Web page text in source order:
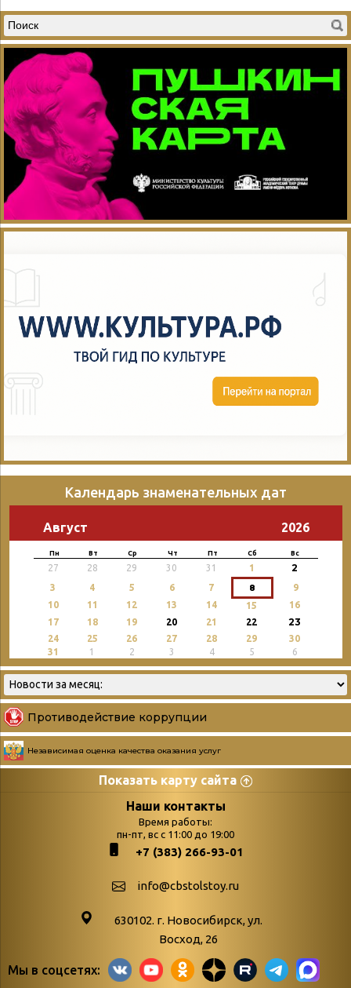
Календарь знаменательных дат
Август 2026
Пн Вт Ср Чт Пт Сб Вс
27 28 29 30 31 1 2
3 4 5 6 7 8
9
10
11 12 13 14 15
16
17
18 19 20 21 22 23
24 25 26 27 28 29
30
31
1 2 3 4 5 6
Противодействие коррупции
Независимая оценка качества оказания услуг
Показать карту сайта
Страницы
podvedenie-itogov-festivalya-
paskhalnaya-palitra
Библионочь – как ярмарка точь-в-
поступлений
Война. Народ.
живые»
Наши контакты
Время работы:
пн-пт, вс с 11:00 до 19:00
+7 (383) 266-93-01
info@cbstolstoy.ru
630102. г. Новосибирск, ул.
Восход, 26
Мы в соцсетях: